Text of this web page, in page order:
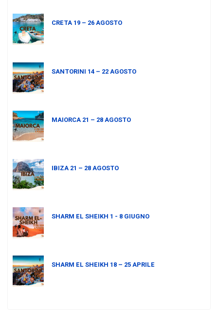
CRETA 19 – 26 AGOSTO
SANTORINI 14 – 22 AGOSTO
MAIORCA 21 – 28 AGOSTO
IBIZA 21 – 28 AGOSTO
SHARM EL SHEIKH 1 - 8 GIUGNO
SHARM EL SHEIKH 18 – 25 APRILE